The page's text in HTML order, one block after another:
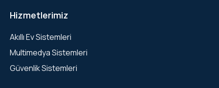
Hizmetlerimiz
Akıllı Ev Sistemleri
Multimedya Sistemleri
Güvenlik Sistemleri